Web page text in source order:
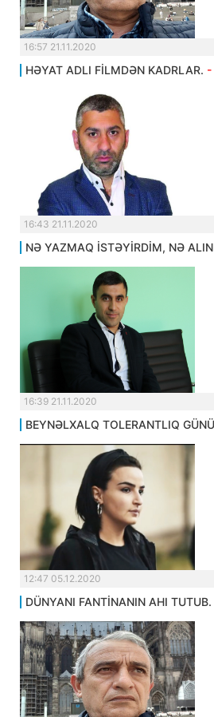
16:57 21.11.2020
HƏYAT ADLI FİLMDƏN KADRLAR. -
16:43 21.11.2020
NƏ YAZMAQ İSTƏYİRDİM, NƏ
16:39 21.11.2020
BEYNƏLXALQ TOLERANTLIQ
12:47 05.12.2020
DÜNYANI FANTİNANIN AHI TUTUB.